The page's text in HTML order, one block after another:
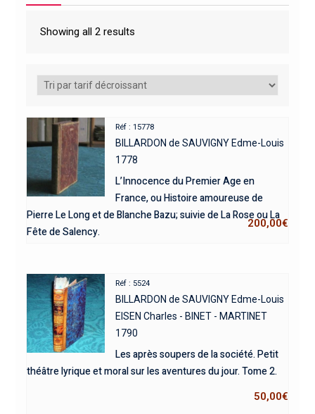
Showing all 2 results
Réf : 15778
BILLARDON de SAUVIGNY Edme-Louis
1778
L’Innocence du Premier Age en
France, ou Histoire amoureuse de
Pierre Le Long et de Blanche Bazu; suivie de La Rose ou La
Fête de Salency.
200,00€
Réf : 5524
BILLARDON de SAUVIGNY Edme-Louis
EISEN Charles - BINET - MARTINET
1790
Les après soupers de la société. Petit
théâtre lyrique et moral sur les aventures du jour. Tome 2.
50,00€